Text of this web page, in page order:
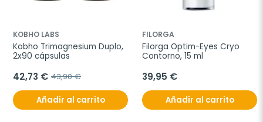
KOBHO LABS
Kobho Trimagnesium Duplo,
2x90 cápsulas
42,73 € 43,90 €
Añadir al carrito
FILORGA
Filorga Optim-Eyes Cryo
Contorno, 15 ml
39,95 €
Añadir al carrito